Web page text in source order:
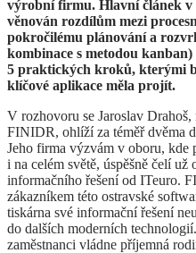
výrobní firmu. Hlavní článek
věnován rozdílům mezi
pokročilému plánování a
kombinace s metodou
5 praktických kroků, kterými
klíčové aplikace měla projít.
V rozhovoru se Jaroslav
FINIDR, ohlíží za téměř dvěma
Jeho firma výzvám v oboru, kde
i na celém světě, úspěšně čelí
informačního řešení od ITeuro.
zákazníkem této ostravské
tiskárna své informační řešení
do dalších moderních
zaměstnanci vládne příjemná